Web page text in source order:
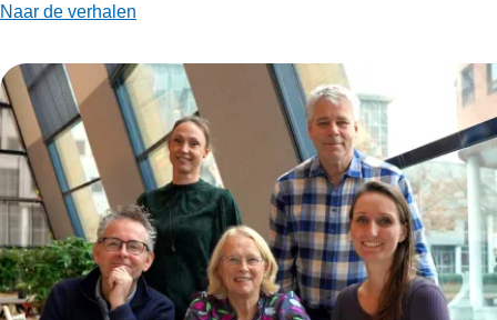
Naar de verhalen